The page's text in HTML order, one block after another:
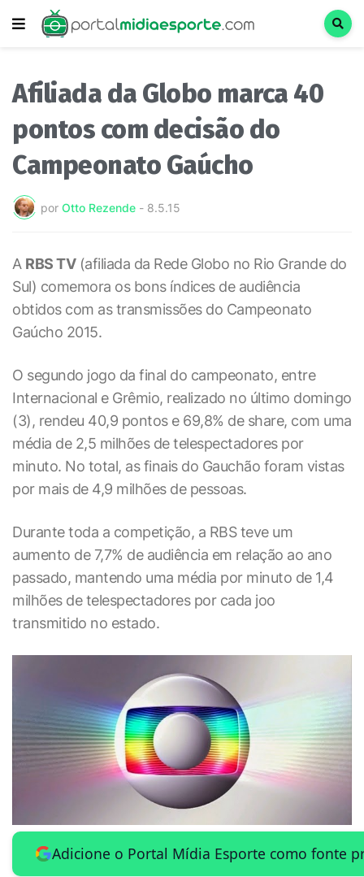
Afiliada da Globo marca 40
pontos com decisão do
Campeonato Gaúcho
por Otto Rezende - 8.5.15
A RBS TV(afiliada da Rede Globo no Rio Grande do
Sul) comemora os bons índices de audiência
obtidos com as transmissões do Campeonato
Gaúcho 2015.
O segundo jogo da final do campeonato, entre
Internacional e Grêmio, realizado no último domingo
(3), rendeu 40,9 pontos e 69,8% de share, com uma
média de 2,5 milhões de telespectadores por
minuto. No total, as finais do Gauchão foram vistas
por mais de 4,9 milhões de pessoas.
Durante toda a competição, a RBS teve um
aumento de 7,7% de audiência em relação ao ano
passado, mantendo uma média por minuto de 1,4
milhões de telespectadores por cada joo
transmitido no estado.
Adicione o Portal Mídia Esporte como fonte